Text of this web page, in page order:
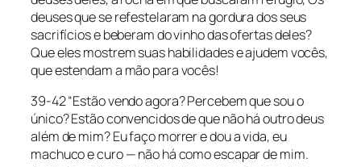
deuses que se refestelaram na gordura dos seus
sacrifícios e beberam do vinho das ofertas deles?
Que eles mostrem suas habilidades e ajudem vocês,
que estendam a mão para vocês!
39-42 “Estão vendo agora? Percebem que sou o
único? Estão convencidos de que não há outro deus
além de mim? Eu faço morrer e dou a vida, eu
machuco e curo — não há como escapar de mim.